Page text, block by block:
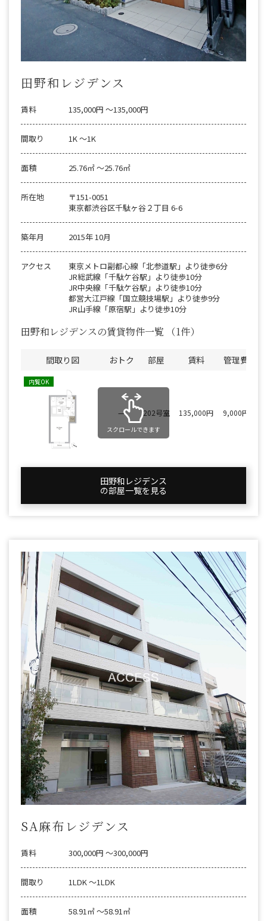
田野和レジデンス
賃料 135,000円 〜135,000円
間取り 1K 〜1K
面積 25.76㎡ 〜25.76㎡
所在地
〒151-0051
東京都渋谷区千駄ヶ谷２丁目 6-6
築年月 2015年 10月
アクセス
東京メトロ副都心線「北参道駅」より徒歩6分
JR総武線「千駄ケ谷駅」より徒歩10分
JR中央線「千駄ケ谷駅」より徒歩10分
都営大江戸線「国立競技場駅」より徒歩9分
JR山手線「原宿駅」より徒歩10分
田野和レジデンスの賃貸物件一覧 （1件）
間取り図 おトク 部屋 賃料 管理費
内覧OK
— 202号室 135,000円 9,000円
スクロールできます
田野和レジデンス
の部屋一覧を⾒る
SA麻布レジデンス
賃料 300,000円 〜300,000円
間取り 1LDK 〜1LDK
面積 58.91㎡ 〜58.91㎡